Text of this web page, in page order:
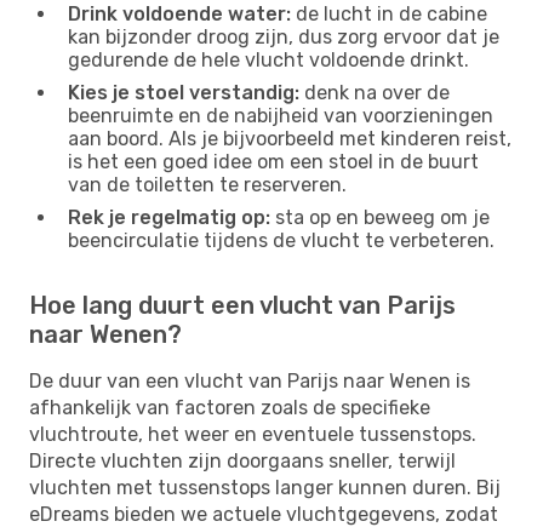
Drink voldoende water: de lucht in de cabine
kan bijzonder droog zijn, dus zorg ervoor dat je
gedurende de hele vlucht voldoende drinkt.
Kies je stoel verstandig: denk na over de
beenruimte en de nabijheid van voorzieningen
aan boord. Als je bijvoorbeeld met kinderen reist,
is het een goed idee om een ​​stoel in de buurt
van de toiletten te reserveren.
Rek je regelmatig op: sta op en beweeg om je
beencirculatie tijdens de vlucht te verbeteren.
Hoe lang duurt een vlucht van Parijs
naar Wenen?
De duur van een vlucht van Parijs naar Wenen is
afhankelijk van factoren zoals de specifieke
vluchtroute, het weer en eventuele tussenstops.
Directe vluchten zijn doorgaans sneller, terwijl
vluchten met tussenstops langer kunnen duren. Bij
eDreams bieden we actuele vluchtgegevens, zodat